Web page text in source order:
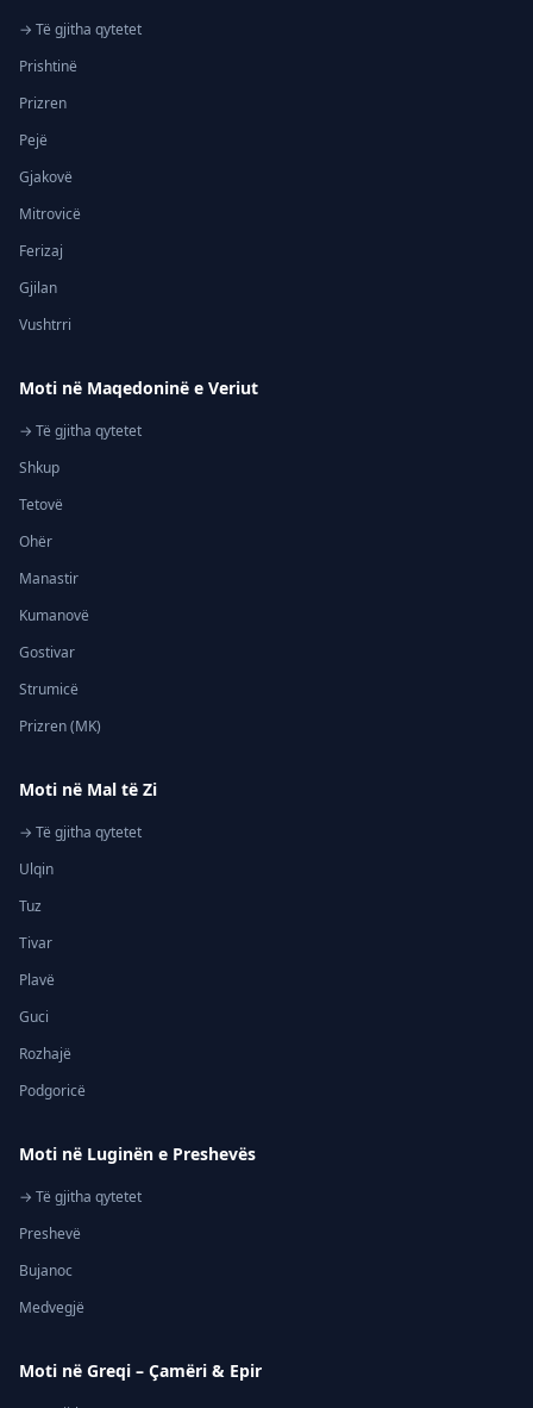
→ Të gjitha qytetet
Prishtinë
Prizren
Pejë
Gjakovë
Mitrovicë
Ferizaj
Gjilan
Vushtrri
Moti në Maqedoninë e Veriut
→ Të gjitha qytetet
Shkup
Tetovë
Ohër
Manastir
Kumanovë
Gostivar
Strumicë
Prizren (MK)
Moti në Mal të Zi
→ Të gjitha qytetet
Ulqin
Tuz
Tivar
Plavë
Guci
Rozhajë
Podgoricë
Moti në Luginën e Preshevës
→ Të gjitha qytetet
Preshevë
Bujanoc
Medvegjë
Moti në Greqi – Çamëri & Epir